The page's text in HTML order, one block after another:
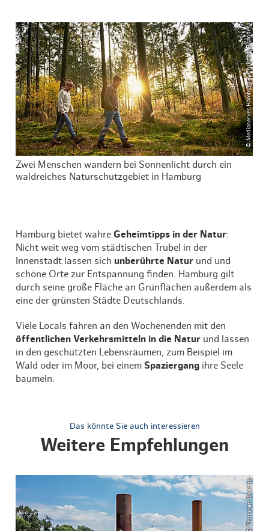
© Mediaserver Hamburg / Christian Brandes
Zwei Menschen wandern bei Sonnenlicht durch ein
waldreiches Naturschutzgebiet in Hamburg
Hamburg bietet wahreGeheimtipps in der Natur:
Nicht weit weg vom städtischen Trubel in der
Innenstadt lassen sich unberührte Natur und und
schöne Orte zur Entspannung finden. Hamburg gilt
durch seine große Fläche an Grünflächen außerdem als
eine der grünsten Städte Deutschlands.
Viele Locals fahren an den Wochenenden mit den
öffentlichen Verkehrsmitteln in die Natur und lassen
in den geschützten Lebensräumen, zum Beispiel im
Wald oder im Moor, bei einemSpaziergang ihre Seele
baumeln.
Das könnte Sie auch interessieren
Weitere Empfehlungen
© Thorsten Baering